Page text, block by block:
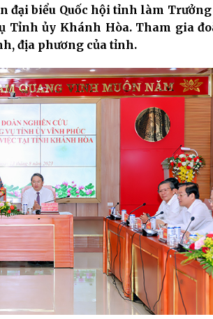
biểu Quốc hội tỉnh làm Trưởng
Tỉnh ủy Khánh Hòa. Tham gia
địa phương của tỉnh.